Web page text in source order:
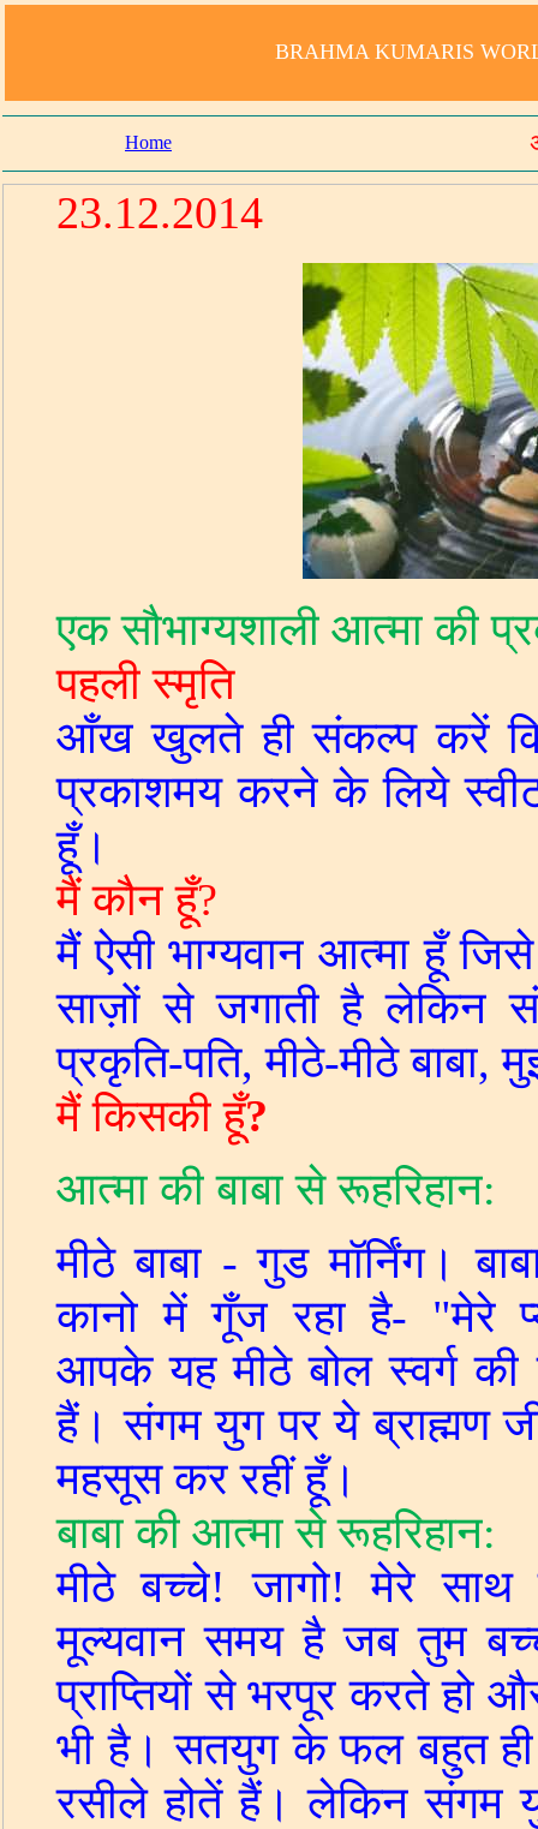
BRAHMA KUMARIS
Home
23.12.2014
एक सौभाग्यशाली आत्मा की
पहली स्मृति
आँख खुलते ही संकल्प करें
प्रकाशमय करने के लिये
हूँ।
मैं कौन हूँ?
मैं ऐसी भाग्यवान आत्मा हूँ
साज़ों से जगाती है लेकिन
प्रकृति-पति,मीठे-मीठे बाबा,
मैं किसकी हूँ?
आत्मा की बाबा से रूहरिहान:
मीठे बाबा - गुड मॉर्निंग।
कानो में गूँज रहा है- "मेरे
आपके यह मीठे बोल स्वर्ग की
हैं। संगम युग पर ये ब्राह्मण
महसूस कर रहीं हूँ।
बाबा की आत्मा से रूहरिहान:
मीठे बच्चे!जागो!मेरे साथ
मूल्यवान समय है जब तुम
प्राप्तियों से भरपूर करते हो
भी है। सतयुग के फल बहुत ही
रसीले होतें हैं। लेकिन संगम